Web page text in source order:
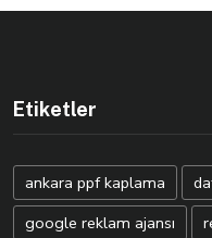
Etiketler
ankara ppf kaplama
google reklam ajansı